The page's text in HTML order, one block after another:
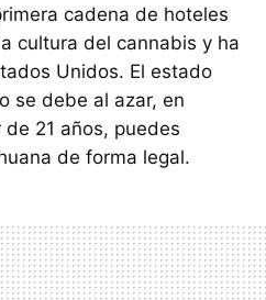
cadena de hoteles
cultura del cannabis y ha
Unidos. El estado
se debe al azar, en
21 años, puedes
de forma legal.